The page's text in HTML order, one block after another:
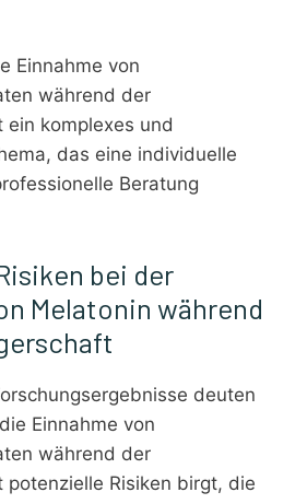
Einnahme von
während der
ein komplexes und
das eine individuelle
Beratung
bei der
Melatonin während
deuten
Einnahme von
während der
potenzielle Risiken birgt, die